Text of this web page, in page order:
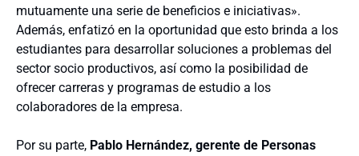
mutuamente una serie de beneficios e iniciativas».
Además, enfatizó en la oportunidad que esto brinda a los
estudiantes para desarrollar soluciones a problemas del
sector socio productivos, así como la posibilidad de
ofrecer carreras y programas de estudio a los
colaboradores de la empresa.
Por su parte, Pablo Hernández, gerente de Personas